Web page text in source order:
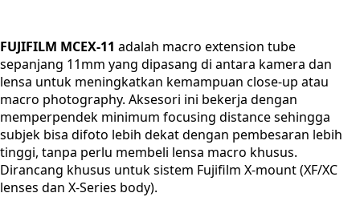
FUJIFILM MCEX-11 adalah macro extension tube
sepanjang 11mm yang dipasang di antara kamera dan
lensa untuk meningkatkan kemampuan close-up atau
macro photography. Aksesori ini bekerja dengan
memperpendek minimum focusing distance sehingga
subjek bisa difoto lebih dekat dengan pembesaran lebih
tinggi, tanpa perlu membeli lensa macro khusus.
Dirancang khusus untuk sistem Fujifilm X-mount (XF/XC
lenses dan X-Series body).